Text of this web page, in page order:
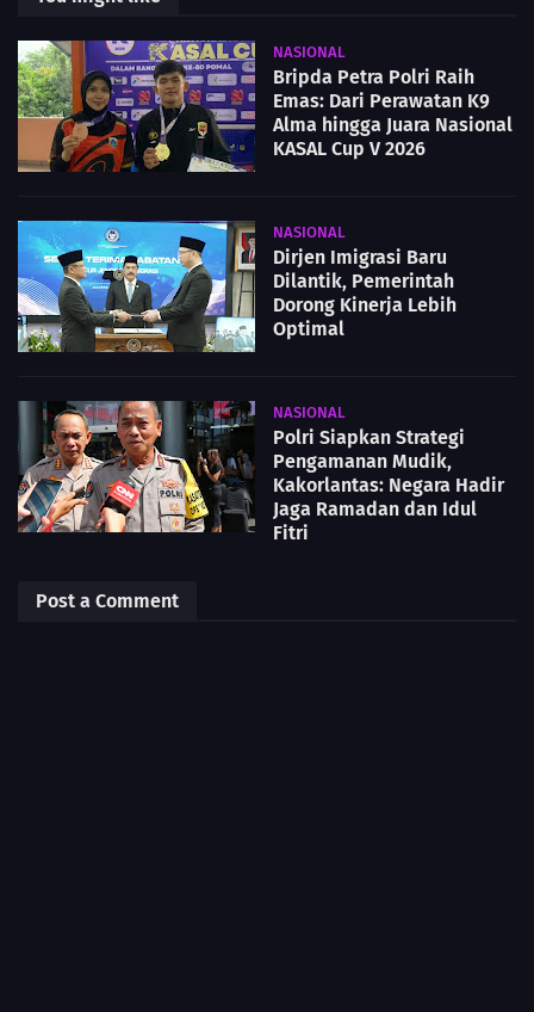
NASIONAL
Bripda Petra Polri Raih
Emas: Dari Perawatan K9
Alma hingga Juara Nasional
KASAL Cup V 2026
NASIONAL
Dirjen Imigrasi Baru
Dilantik, Pemerintah
Dorong Kinerja Lebih
Optimal
NASIONAL
Polri Siapkan Strategi
Pengamanan Mudik,
Kakorlantas: Negara Hadir
Jaga Ramadan dan Idul
Fitri
Post a Comment